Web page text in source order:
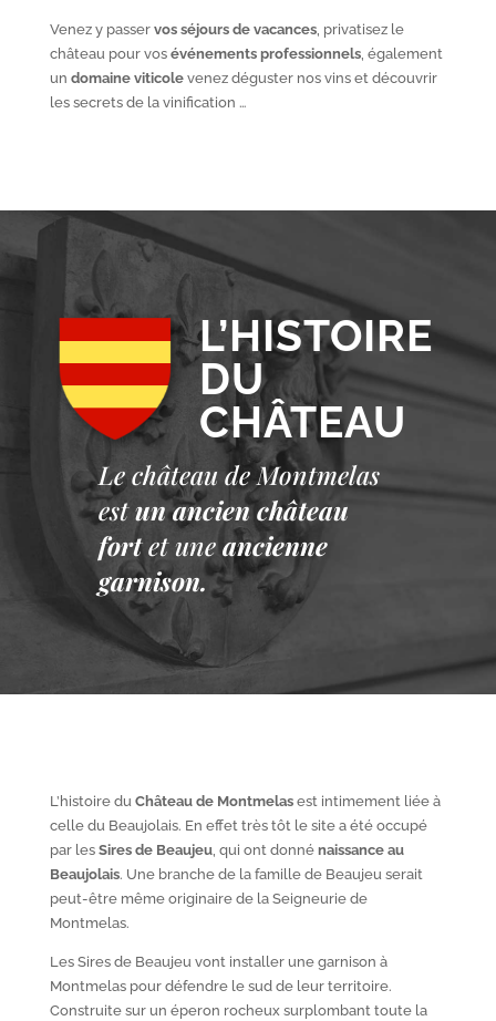
Venez y passer vos séjours de vacances, privatisez le
château pour vos événements professionnels, également
un domaine viticolevenez déguster nos vins et découvrir
les secrets de la vinification …
L’HISTOIRE
DU
CHÂTEAU
Le château de Montmelas
est un ancien château
fort et une ancienne
garnison.
L’histoire duChâteau de Montmelasest intimement liée à
celle du Beaujolais. En effet très tôt le site a été occupé
par les Sires de Beaujeu, qui ont donné naissance au
Beaujolais. Une branche de la famille de Beaujeu serait
peut-être même originaire de la Seigneurie de
Montmelas.
Les Sires de Beaujeu vont installer une garnison à
Montmelas pour défendre le sud de leur territoire.
Construite sur un éperon rocheux surplombant toute la